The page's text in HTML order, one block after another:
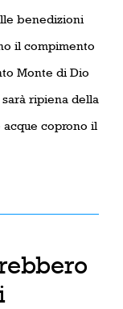
benedizioni
il compimento
Monte di Dio
ripiena della
acque coprono il